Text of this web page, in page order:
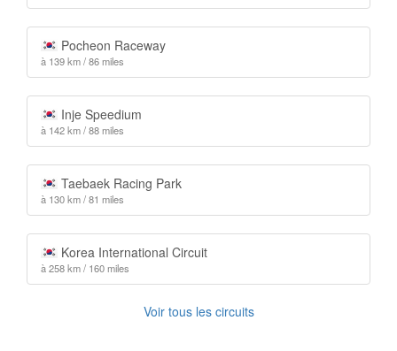
Pocheon Raceway
à 139 km / 86 miles
Inje Speedium
à 142 km / 88 miles
Taebaek Racing Park
à 130 km / 81 miles
Korea International Circuit
à 258 km / 160 miles
Voir tous les circuits